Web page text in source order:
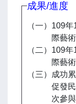
成果/進度
（一）109
際藝
（二）109
際藝
（三）成功
促發
次參與